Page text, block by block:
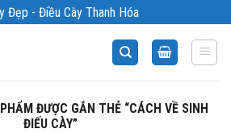
Đẹp - Điều Cày Thanh Hóa
ĐƯỢC GẮN THẺ “CÁCH VỀ SINH
ĐIẾU CÀY”